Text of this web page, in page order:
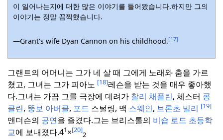
이 일어나는지에 대한 많은 이야기를 들어왔습니다.하지만 그의
이야기는 정말 끔찍했습니다.
—Grant's wife Dyan Cannon on his childhood.[17]
그랜트의 어머니는 그가 네 살 때 그에게 노래와 춤을 가르
쳤고, 그녀는 그가 피아노 [18]레슨을 받는 것을 매우 좋아했
다.그녀는 가끔 그를 극장에 데려가 찰리 채플린, 체스터 콩
클린, 뚱보 아버클, 포드 스털링, 맥 스웨인, 브론초 빌리 [19]
앤더슨의 공연을 즐겼다.그는 브리스톨의 비숍 로드 초등학
교에 보내졌다.4+1×[20]
2